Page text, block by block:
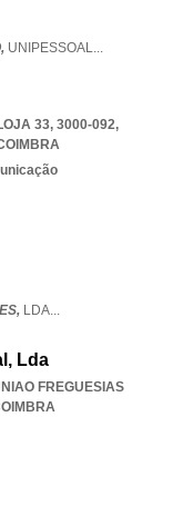
UNIPESSOAL...
33, 3000-092,
LDA...
Lda
FREGUESIAS